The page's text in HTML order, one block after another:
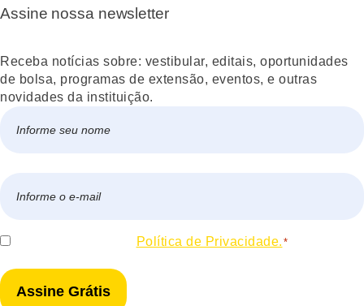
Assine nossa newsletter
Receba notícias sobre: vestibular, editais, oportunidades
de bolsa, programas de extensão, eventos, e outras
novidades da instituição.
mail
Consentir Política de Privacidade. *